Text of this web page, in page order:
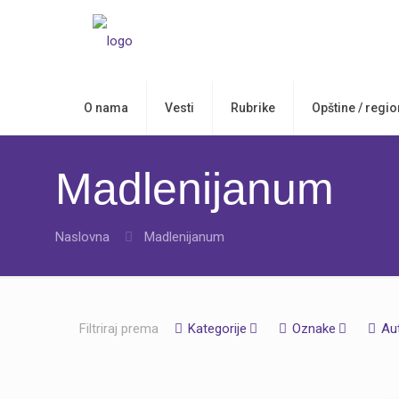
O nama Vesti Rubrike Opštine /
Madlenijanum
Naslovna Madlenijanum
Filtriraj prema Kategorije Oznake